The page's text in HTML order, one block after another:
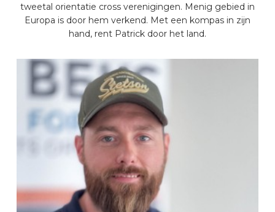
tweetal orientatie cross verenigingen. Menig gebied in
Europa is door hem verkend. Met een kompas in zijn
hand, rent Patrick door het land.